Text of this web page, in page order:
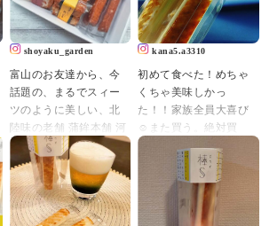
shoyaku_garden
富山のお友達から、今
話題の、まるでスィー
ツのように美しい、北
陸味の老舗 蒲鉾本舗 河
内屋さんの
秋季限定創作かまぼこ
詰め合わせ 【秋の実
り】
をいただきました😊
kana5.a3310
初めて食べた！めちゃ
くちゃ美味しかっ
た！！家族全員大喜び
☺️また買う。絶対買
う！鮨蒲本舗河内屋の
ロングセラー商品らし
い。知らんかったー
「棒S（ボウズ）」
#ますのすし源#棒S#ボ